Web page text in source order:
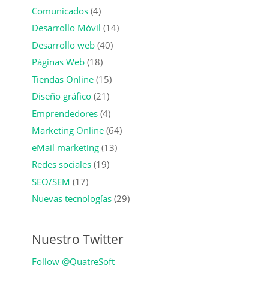
Comunicados(4)
Desarrollo Móvil (14)
Desarrollo web(40)
Páginas Web(18)
Tiendas Online(15)
Diseño gráfico(21)
Emprendedores(4)
Marketing Online(64)
eMail marketing(13)
Redes sociales(19)
SEO/SEM (17)
Nuevas tecnologías(29)
Nuestro Twitter
Follow @QuatreSoft